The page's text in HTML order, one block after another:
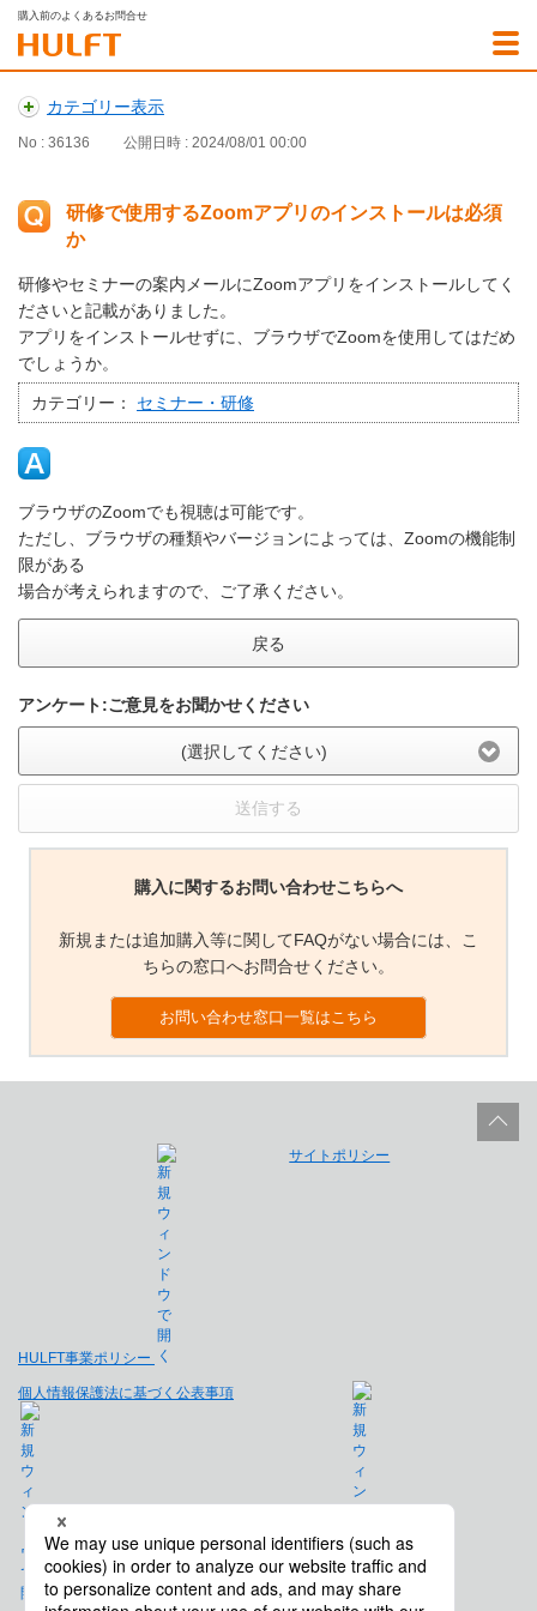
購入前のよくあるお問合せ
カテゴリー表示
No : 36136 公開日時 : 2024/08/01 00:00
研修で使用するZoomアプリのインストールは必須
か
研修やセミナーの案内メールにZoomアプリをインストールしてく
ださいと記載がありました。
アプリをインストールせずに、ブラウザでZoomを使用してはだめ
でしょうか。
カテゴリー： セミナー・研修
ブラウザのZoomでも視聴は可能です。
ただし、ブラウザの種類やバージョンによっては、Zoomの機能制
限がある
場合が考えられますので、ご了承ください。
戻る
アンケート:ご意見をお聞かせください
(選択してください)
送信する
購入に関するお問い合わせこちらへ
新規または追加購入等に関してFAQがない場合には、こ
ちらの窓口へお問合せください。
お問い合わせ窓口一覧はこちら
HULFT事業ポリシー
サイトポリシー
個人情報保護法に基づく公表事項
免責事項